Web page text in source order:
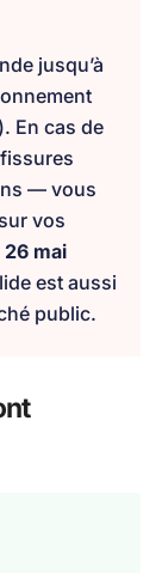
jusqu’à
En cas de
— vous
vos
mai
est aussi
public.